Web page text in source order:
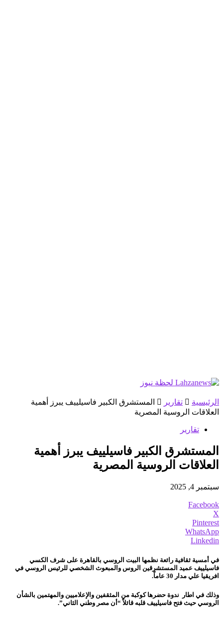
الرئيسية تقارير
المستشرق الكبير فاسيلييف يبرز أهمية
العلاقات الروسية المصرية
تقارير
المستشرق الكبير فاسيلييف يبرز أهمية
العلاقات الروسية المصرية
سبتمبر 4, 2025
Facebook
X
Pinterest
WhatsApp
Linkedin
في أمسية ثقافية رائعة نظمها البيت الروسي بالقاهرة على شرف الكسي
فاسيلييف عميد المستشرقين الروس والمبعوث الشخصي للرئيس الروسي في
افريقيا علي مدار 30 عاماً.
وذلك في اطار ندوة حضرها كوكبة من المثقفين والإعلاميين والمهتمين بالشأن
الروسي حيث فتح فاسيلييف قلبه قائلاً “أن مصر وطني الثاني”.